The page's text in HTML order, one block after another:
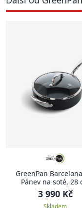
GreenPan
Pánev na soté, 28
3 990 Kč
Skladem